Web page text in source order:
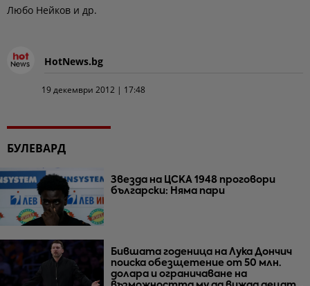
Любо Нейков и др.
HotNews.bg
19 декември 2012 | 17:48
БУЛЕВАРД
Звезда на ЦСКА 1948 проговори
български: Няма пари
Бившата годеница на Лука Дончич
поиска обезщетение от 50 млн.
долара и ограничаване на